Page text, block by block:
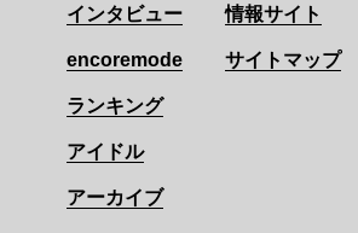
インタビュー
encoremode
ランキング
アイドル
アーカイブ
情報サイト
サイトマップ